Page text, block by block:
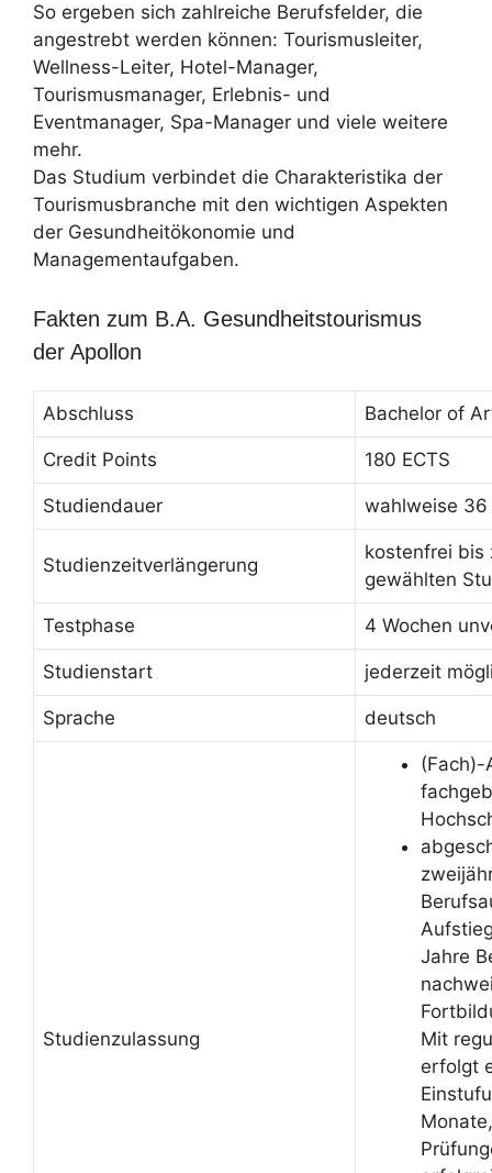
So ergeben sich zahlreiche Berufsfelder, die
angestrebt werden können: Tourismusleiter,
Wellness-Leiter, Hotel-Manager,
Tourismusmanager, Erlebnis- und
Eventmanager, Spa-Manager und viele weitere
mehr.
Das Studium verbindet die Charakteristika der
Tourismusbranche mit den wichtigen Aspekten
der Gesundheitökonomie und
Managementaufgaben.
Fakten zum B.A. Gesundheitstourismus
der Apollon
Abschluss Bachelor of
Credit Points 180 ECTS
Studiendauer wahlweise
Studienzeitverlängerung
kostenfrei bis
gewählten
Testphase 4 Wochen
Studienstart jederzeit
Sprache deutsch
Studienzulassung
(Fach)-
Jahre
Mit
erfolgt